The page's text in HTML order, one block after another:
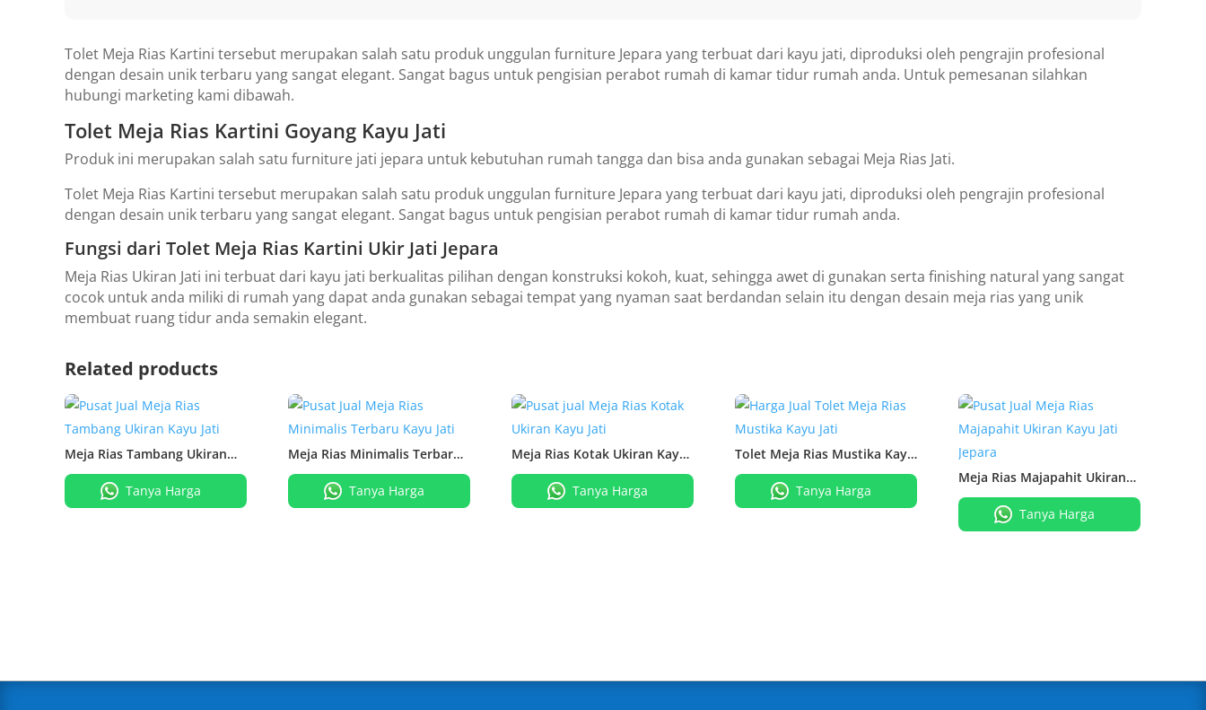
Tolet Meja Rias Kartini tersebut merupakan salah satu produk unggulan furniture Jepara yang terbuat dari kayu jati, diproduksi oleh pengrajin profesional
dengan desain unik terbaru yang sangat elegant. Sangat bagus untuk pengisian perabot rumah di kamar tidur rumah anda. Untuk pemesanan silahkan
hubungi marketing kami dibawah.
Tolet Meja Rias Kartini Goyang Kayu Jati
Produk ini merupakan salah satu furniture jati jepara untuk kebutuhan rumah tangga dan bisa anda gunakan sebagai Meja Rias Jati.
Tolet Meja Rias Kartini tersebut merupakan salah satu produk unggulan furniture Jepara yang terbuat dari kayu jati, diproduksi oleh pengrajin profesional
dengan desain unik terbaru yang sangat elegant. Sangat bagus untuk pengisian perabot rumah di kamar tidur rumah anda.
Fungsi dari Tolet Meja Rias Kartini Ukir Jati Jepara
Meja Rias Ukiran Jati ini terbuat dari kayu jati berkualitas pilihan dengan konstruksi kokoh, kuat, sehingga awet di gunakan serta finishing natural yang sangat
cocok untuk anda miliki di rumah yang dapat anda gunakan sebagai tempat yang nyaman saat berdandan selain itu dengan desain meja rias yang unik
membuat ruang tidur anda semakin elegant.
Related products
Meja Rias Tambang Ukiran
Tanya Harga
Meja Rias Minimalis Terbaru
Tanya Harga
Meja Rias Kotak Ukiran Kayu
Tanya Harga
Tolet Meja Rias Mustika Kayu
Tanya Harga
Meja Rias Majapahit Ukiran
Tanya Harga